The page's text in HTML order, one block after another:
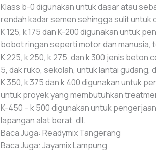
Klass b-0 digunakan untuk dasar atau
rendah kadar semen sehingga sulit untuk
K 125, k 175 dan K-200 digunakan untuk
bobot ringan seperti motor dan manusia,
K 225, k 250, k 275, dan k 300 jenis
5, dak ruko, sekolah, untuk lantai
K 350, k 375 dan k 400 digunakan untuk
untuk proyek yang membutuhkan
K-450 – k 500 digunakan untuk
lapangan alat berat, dll.
Baca Juga: Readymix Tangerang
Baca Juga: Jayamix Lampung